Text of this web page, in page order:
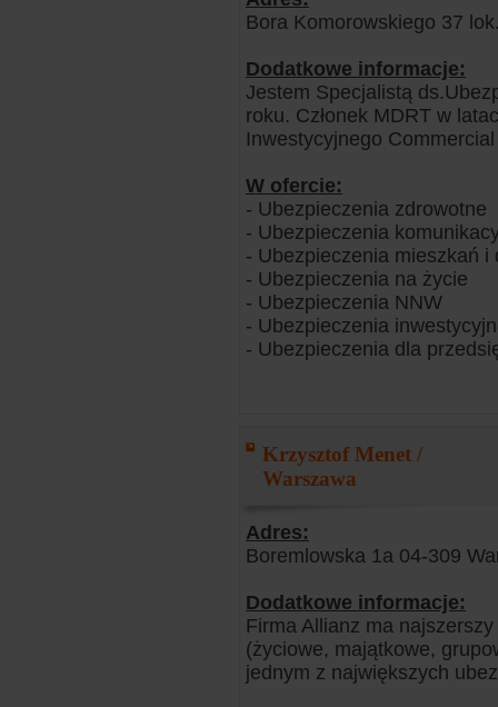
Bora Komorowskiego 37
Dodatkowe informacje:
Jestem Specjalistą
roku. Członek MDRT w
Inwestycyjnego
W ofercie:
- Ubezpieczenia zdrowotne
- Ubezpieczenia
- Ubezpieczenia mieszkań i
- Ubezpieczenia na życie
- Ubezpieczenia NNW
- Ubezpieczenia
- Ubezpieczenia dla
Krzysztof Menet /
Warszawa
Adres:
Boremlowska 1a 04-309
Dodatkowe informacje:
Firma Allianz ma
(życiowe, majątkowe,
jednym z największych